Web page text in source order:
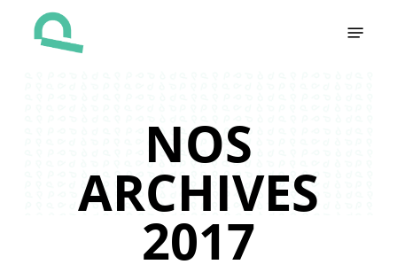
NOS
ARCHIVES
2017